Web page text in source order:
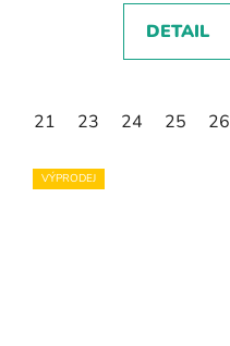
DETAIL
21 23 24 25 26
VÝPRODEJ